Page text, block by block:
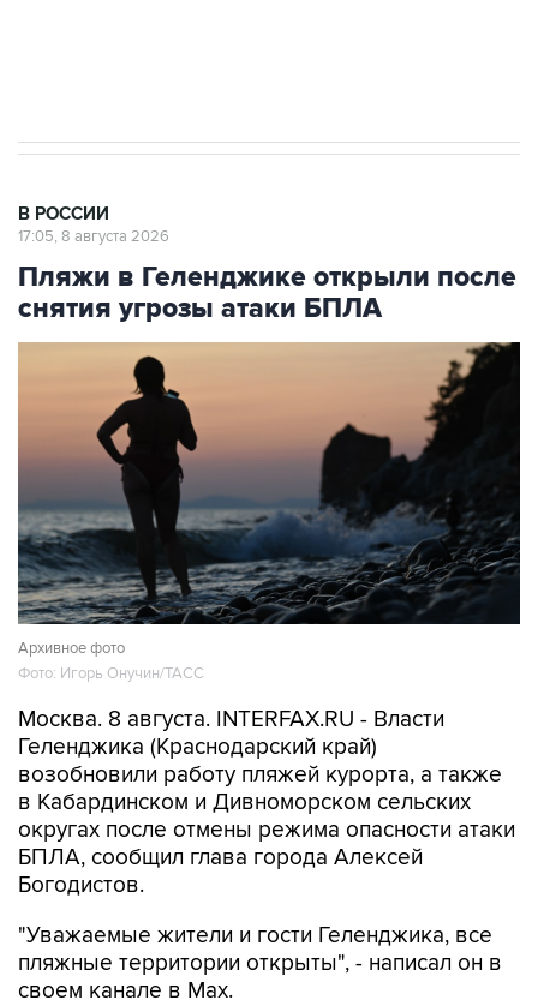
В РОССИИ
17:05, 8 августа 2026
Пляжи в Геленджике открыли после
снятия угрозы атаки БПЛА
Архивное фото
Фото: Игорь Онучин/ТАСС
Москва. 8 августа. INTERFAX.RU - Власти
Геленджика (Краснодарский край)
возобновили работу пляжей курорта, а также
в Кабардинском и Дивноморском сельских
округах после отмены режима опасности атаки
БПЛА, сообщил глава города Алексей
Богодистов.
"Уважаемые жители и гости Геленджика, все
пляжные территории открыты", - написал он в
своем канале в Max.